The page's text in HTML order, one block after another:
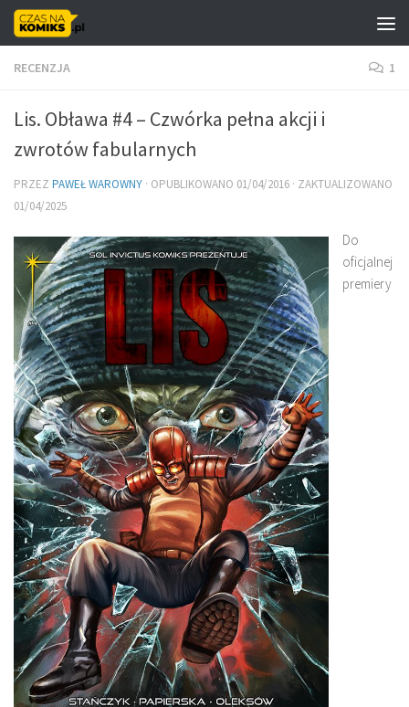
Skip to content
RECENZJA 1
Lis. Obława #4 – Czwórka pełna akcji i
zwrotów fabularnych
PRZEZ PAWEŁ WAROWNY · OPUBLIKOWANO 01/04/2016 · ZAKTUALIZOWANO
01/04/2025
Do
oficjalnej
premiery